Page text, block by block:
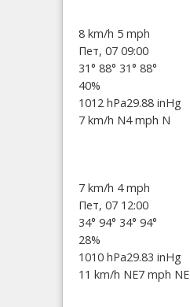
8 km/h 5 mph
Пет, 07 09:00
31° 88° 31° 88°
40%
1012 hPa29.88 inHg
7 km/h N4 mph N
7 km/h 4 mph
Пет, 07 12:00
34° 94° 34° 94°
28%
1010 hPa29.83 inHg
11 km/h NE7 mph NE